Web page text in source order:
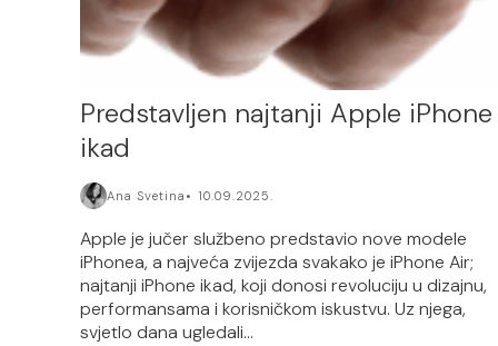
Predstavljen najtanji Apple iPhone
ikad
Ana Svetina 10.09.2025.
Apple je jučer službeno predstavio nove modele
iPhonea, a najveća zvijezda svakako je iPhone Air;
najtanji iPhone ikad, koji donosi revoluciju u dizajnu,
performansama i korisničkom iskustvu. Uz njega,
svjetlo dana ugledali...